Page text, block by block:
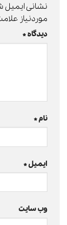
نشانی
موردنیاز
دیدگاه*
نام*
ایمیل*
وب‌ سایت